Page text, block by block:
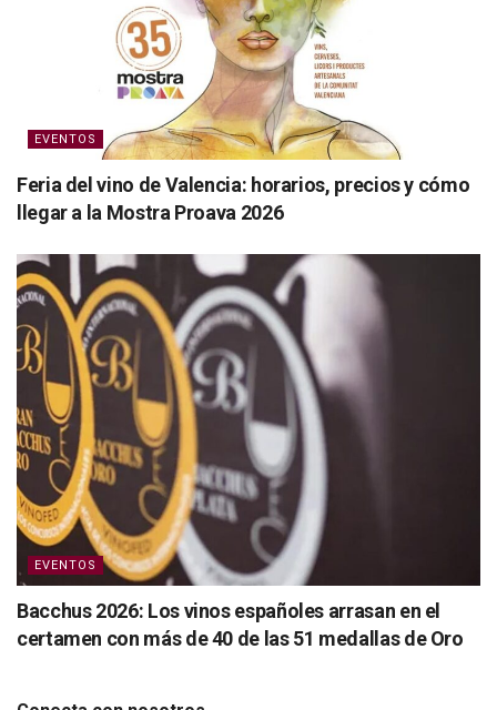
EVENTOS
Feria del vino de Valencia: horarios, precios y cómo
llegar a la Mostra Proava 2026
EVENTOS
Bacchus 2026: Los vinos españoles arrasan en el
certamen con más de 40 de las 51 medallas de Oro